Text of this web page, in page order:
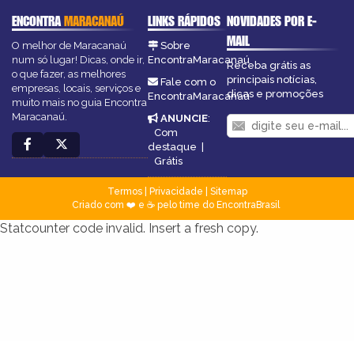
ENCONTRAMARACANAÚ
O melhor de Maracanaú
num só lugar! Dicas, onde ir,
o que fazer, as melhores
empresas, locais, serviços e
muito mais no guia Encontra
Maracanaú.
LINKS RÁPIDOS
Sobre
EncontraMaracanaú
Fale com o
EncontraMaracanaú
ANUNCIE:
Com
destaque |
Grátis
NOVIDADES POR E-
MAIL
Receba grátis as
principais notícias,
dicas e promoções
Termos| Privacidade
Sitemap
Criado com ❤️ e ☕ pelo time do EncontraBrasil
Statcounter code invalid. Insert a fresh copy.